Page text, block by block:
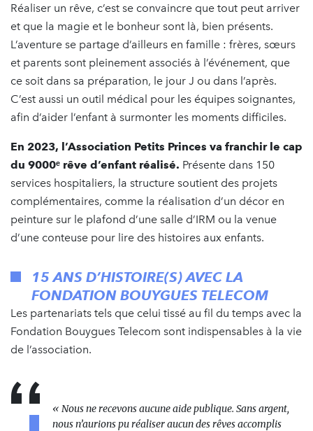
Réaliser un rêve, c’est se convaincre que tout peut arriver
et que la magie et le bonheur sont là, bien présents.
L’aventure se partage d’ailleurs en famille : frères, sœurs
et parents sont pleinement associés à l’événement, que
ce soit dans sa préparation, le jour J ou dans l’après.
C’est aussi un outil médical pour les équipes soignantes,
afin d’aider l’enfant à surmonter les moments difficiles.
En 2023, l’Association Petits Princes va franchir le cap
du 9000ᵉ rêve d’enfant réalisé. Présente dans 150
services hospitaliers, la structure soutient des projets
complémentaires, comme la réalisation d’un décor en
peinture sur le plafond d’une salle d’IRM ou la venue
d’une conteuse pour lire des histoires aux enfants.
15 ANS D’HISTOIRE(S) AVEC LA
FONDATION BOUYGUES TELECOM
Les partenariats tels que celui tissé au fil du temps avec la
Fondation Bouygues Telecom sont indispensables à la vie
de l’association.
« Nous ne recevons aucune aide publique. Sans argent,
nous n’aurions pu réaliser aucun des rêves accomplis